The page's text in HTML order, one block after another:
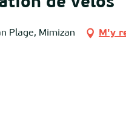
Plage, Mimizan M'y